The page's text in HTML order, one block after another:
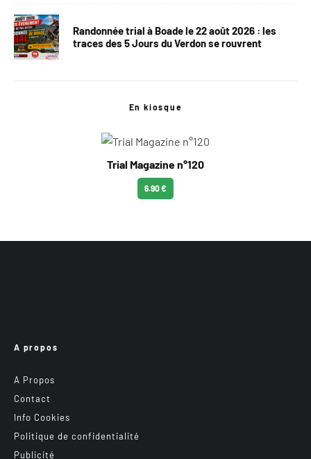
Randonnée trial à Boade le 22 août 2026 : les
traces des 5 Jours du Verdon se rouvrent
En kiosque
Trial Magazine n°120
6.90 €
A propos
A Propos
Contact
Info Cookies
Politique de confidentialité
Publicité